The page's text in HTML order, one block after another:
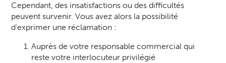
Cependant, des insatisfactions ou des difficultés
peuvent survenir. Vous avez alors la possibilité
d’exprimer une réclamation :
Auprès de votre responsable commercial qui
reste votre interlocuteur privilégié